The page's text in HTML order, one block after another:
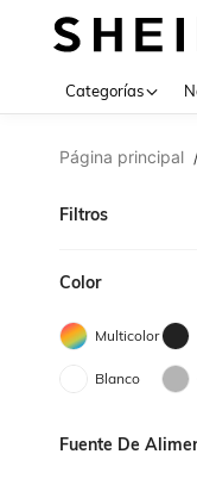
Categorías
Página principal /
Filtros
Color
Multicolor
Blanco
Fuente De